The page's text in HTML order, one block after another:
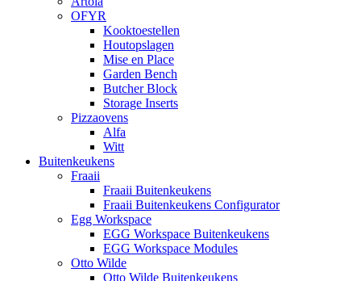
OFYR
Kooktoestellen
Houtopslagen
Mise en Place
Garden Bench
Butcher Block
Storage Inserts
Pizzaovens
Alfa
Witt
Buitenkeukens
Fraaii
Fraaii Buitenkeukens
Fraaii Buitenkeukens Configurator
Egg Workspace
EGG Workspace Buitenkeukens
EGG Workspace Modules
Otto Wilde
Otto Wilde Buitenkeukens